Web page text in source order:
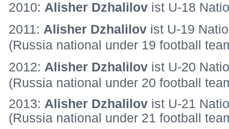
2010: Alisher Dzhalilov ist U-18
2011: Alisher Dzhalilov ist U-19
(Russia national under 19 football
2012: Alisher Dzhalilov ist U-20
(Russia national under 20 football
2013: Alisher Dzhalilov ist U-21
(Russia national under 21 football